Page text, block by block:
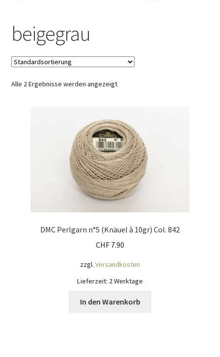
Kontaktformular
Kunden-/Mitarbeitergeschenke
Twint – QR-Code KÖNIGSHOF
beigegrau
Alle 2 Ergebnisse werden angezeigt
DMC Perlgarn n°5 (Knäuel à 10gr) Col. 842
CHF 7.90
zzgl. Versandkosten
Lieferzeit: 2 Werktage
In den Warenkorb